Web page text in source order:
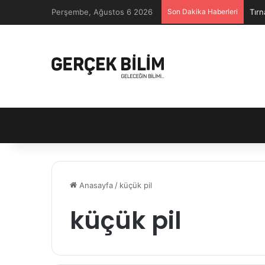
Perşembe, Ağustos 6 2026 Son Dakika Haberleri
Anasayfa / küçük pil
küçük pil